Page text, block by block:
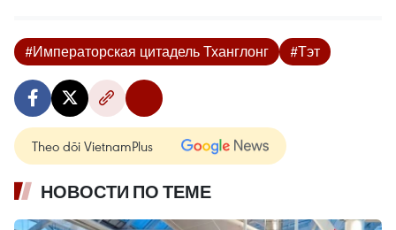
#Императорская цитадель Тханглонг #Тэт
Theo dõi VietnamPlus
НОВОСТИ ПО ТЕМЕ